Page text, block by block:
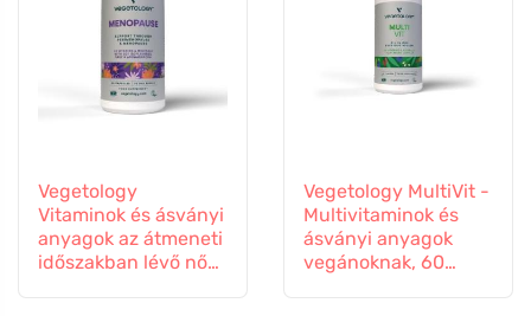
Vegetology
Vitaminok és ásványi
anyagok az átmeneti
időszakban lévő nők
Vegetology MultiVit -
Multivitaminok és
ásványi anyagok
vegánoknak, 60